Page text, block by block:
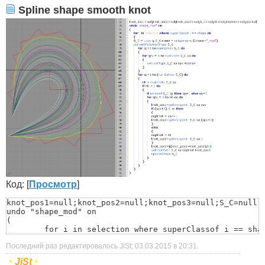
Spline shape smooth knot
Код: [Просмотр]
undo "shape_mod" on
(
	S_C = copy i; S_C.name = uniquename (i.name+"_mod")
	convertToSplineShape S_C
Последний раз редактировалось JiSt; 03.03.2015 в 20:31
• JiSt•